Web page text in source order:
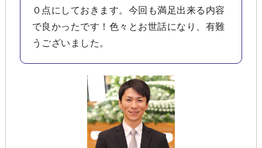
０点にしておきます。今回も満足出来る内容
で良かったです！色々とお世話になり、有難
うございました。